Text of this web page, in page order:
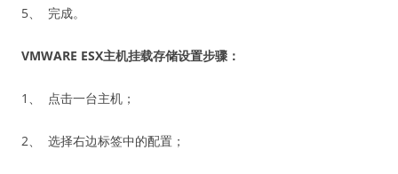
5、 完成。
VMWARE ESX主机挂载存储设置步骤：
1、 点击一台主机；
2、 选择右边标签中的配置；